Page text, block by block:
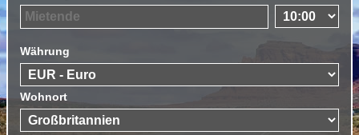
Währung
Wohnort